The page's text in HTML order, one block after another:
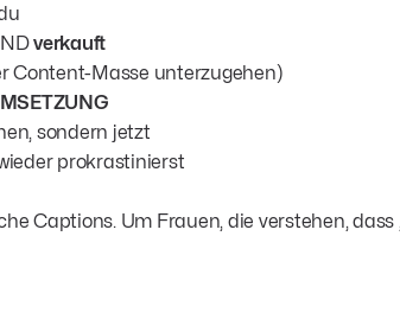
verkauft
Content-Masse unterzugehen)
sondern jetzt
prokrastinierst
Captions. Um Frauen, die verstehen,